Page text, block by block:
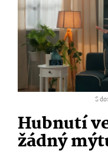
S
Hubnutí
žádný